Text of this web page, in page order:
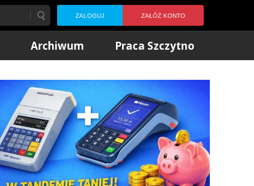
ZALOGUJ ZAŁÓŻ KONTO
Archiwum Praca Szczytno